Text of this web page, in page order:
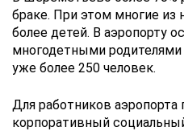
браке. При этом многие
более детей. В аэропорту
многодетными
уже более 250 человек.
Для работников аэропорта
корпоративный